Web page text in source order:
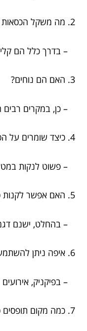
2. מה משקל הכסאות המתקפלים?
– בדרך כלל הם קלים,
3. האם הם נוחים?
– כן, במקרים רבים
4. כיצד שומרים על הכסאות?
– פשוט לנקות
5. האם אפשר לקנות כסאות מתקפלים לילדים?
– בהחלט, ישנם
6. איפה ניתן להשתמש בכסאות מתקפלים?
– בפיקניק,
7. כמה מקום תופסים כסאות מתקפלים כאשר הם סגורים?